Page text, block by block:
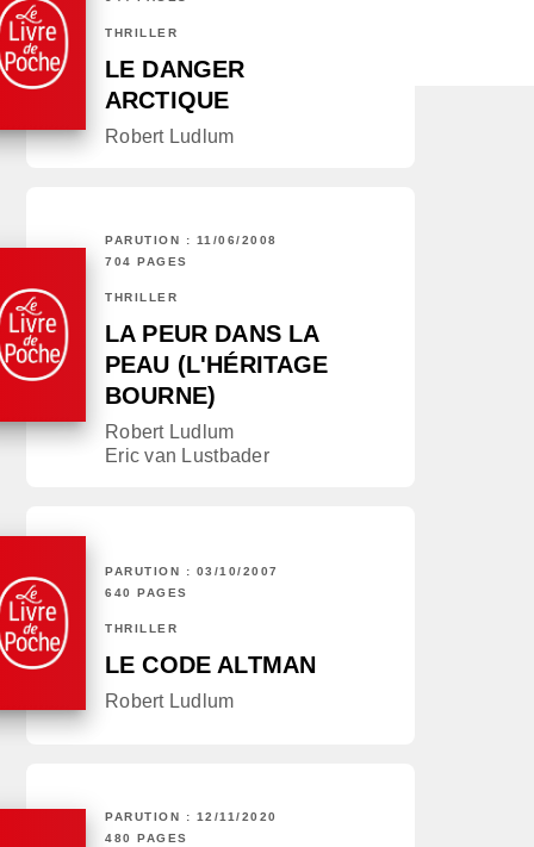
THRILLER
LE DANGER
ARCTIQUE
Robert Ludlum
PARUTION : 11/06/2008
704 PAGES
THRILLER
LA PEUR DANS LA
PEAU (L'HÉRITAGE
BOURNE)
Robert Ludlum
Eric van Lustbader
PARUTION : 03/10/2007
640 PAGES
THRILLER
LE CODE ALTMAN
Robert Ludlum
PARUTION : 12/11/2020
480 PAGES